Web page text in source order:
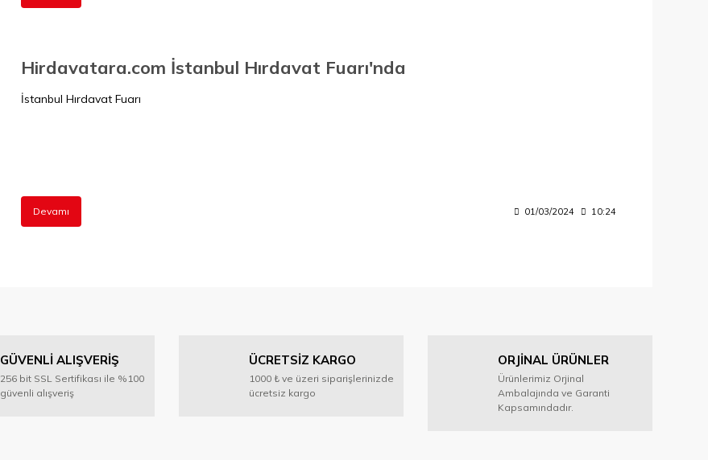
Hirdavatara.com İstanbul Hırdavat Fuarı'nda
İstanbul Hırdavat Fuarı
Devamı 01/03/2024 10:24
GÜVENLİ ALIŞVERİŞ
256 bit SSL Sertifikası ile %100
güvenli alışveriş
ÜCRETSİZ KARGO
1000 ₺ ve üzeri siparişlerinizde
ücretsiz kargo
ORJİNAL ÜRÜNLER
Ürünlerimiz Orjinal
Ambalajında ve Garanti
Kapsamındadır.